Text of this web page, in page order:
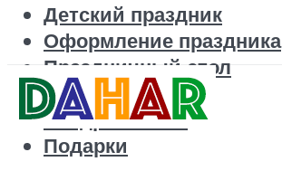
Детский праздник
Оформление праздника
Праздничный стол
Корпоратив
Поздравления
Подарки